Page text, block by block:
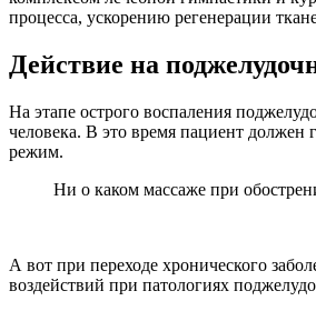
процесса, ускорению регенерации
Действие на
На этапе острого воспаления
человека. В это время пациент должен
режим.
Ни о каком массаже при
А вот при переходе хронического
воздействий при патологиях